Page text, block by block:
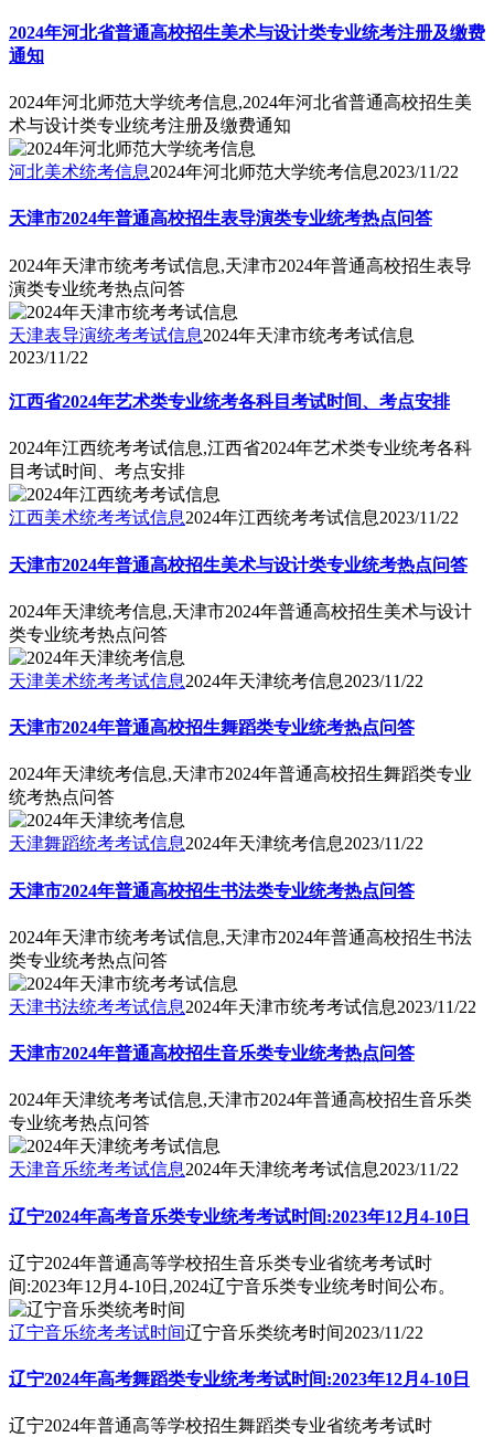
2024年河北省普通高校招生美术与设计类专业统考注册及缴费
通知
2024年河北师范大学统考信息,2024年河北省普通高校招生美
术与设计类专业统考注册及缴费通知
河北美术统考信息2024年河北师范大学统考信息2023/11/22
天津市2024年普通高校招生表导演类专业统考热点问答
2024年天津市统考考试信息,天津市2024年普通高校招生表导
演类专业统考热点问答
天津表导演统考考试信息2024年天津市统考考试信息
2023/11/22
江西省2024年艺术类专业统考各科目考试时间、考点安排
2024年江西统考考试信息,江西省2024年艺术类专业统考各科
目考试时间、考点安排
江西美术统考考试信息2024年江西统考考试信息2023/11/22
天津市2024年普通高校招生美术与设计类专业统考热点问答
2024年天津统考信息,天津市2024年普通高校招生美术与设计
类专业统考热点问答
天津美术统考考试信息2024年天津统考信息2023/11/22
天津市2024年普通高校招生舞蹈类专业统考热点问答
2024年天津统考信息,天津市2024年普通高校招生舞蹈类专业
统考热点问答
天津舞蹈统考考试信息2024年天津统考信息2023/11/22
天津市2024年普通高校招生书法类专业统考热点问答
2024年天津市统考考试信息,天津市2024年普通高校招生书法
类专业统考热点问答
天津书法统考考试信息2024年天津市统考考试信息2023/11/22
天津市2024年普通高校招生音乐类专业统考热点问答
2024年天津统考考试信息,天津市2024年普通高校招生音乐类
专业统考热点问答
天津音乐统考考试信息2024年天津统考考试信息2023/11/22
辽宁2024年高考音乐类专业统考考试时间:2023年12月4-10日
辽宁2024年普通高等学校招生音乐类专业省统考考试时
间:2023年12月4-10日,2024辽宁音乐类专业统考时间公布。
辽宁音乐统考考试时间辽宁音乐类统考时间2023/11/22
辽宁2024年高考舞蹈类专业统考考试时间:2023年12月4-10日
辽宁2024年普通高等学校招生舞蹈类专业省统考考试时